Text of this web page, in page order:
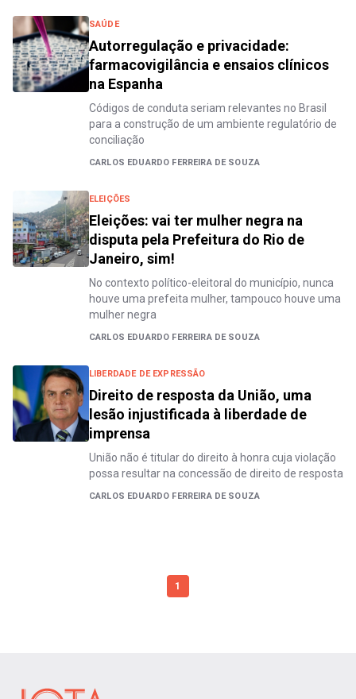
SAÚDE
Autorregulação e privacidade:
farmacovigilância e ensaios clínicos
na Espanha
Códigos de conduta seriam relevantes no Brasil
para a construção de um ambiente regulatório de
conciliação
CARLOS EDUARDO FERREIRA DE SOUZA
ELEIÇÕES
Eleições: vai ter mulher negra na
disputa pela Prefeitura do Rio de
Janeiro, sim!
No contexto político-eleitoral do município, nunca
houve uma prefeita mulher, tampouco houve uma
mulher negra
CARLOS EDUARDO FERREIRA DE SOUZA
LIBERDADE DE EXPRESSÃO
Direito de resposta da União, uma
lesão injustificada à liberdade de
imprensa
União não é titular do direito à honra cuja violação
possa resultar na concessão de direito de resposta
CARLOS EDUARDO FERREIRA DE SOUZA
1